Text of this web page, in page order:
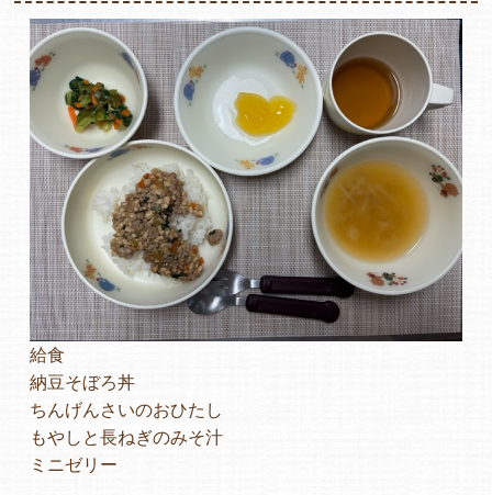
各保育園のご紹介
入園・見学の問い合わせ
在園児保護者の方へ
給食
納豆そぼろ丼
ちんげんさいのおひたし
もやしと長ねぎのみそ汁
ミニゼリー